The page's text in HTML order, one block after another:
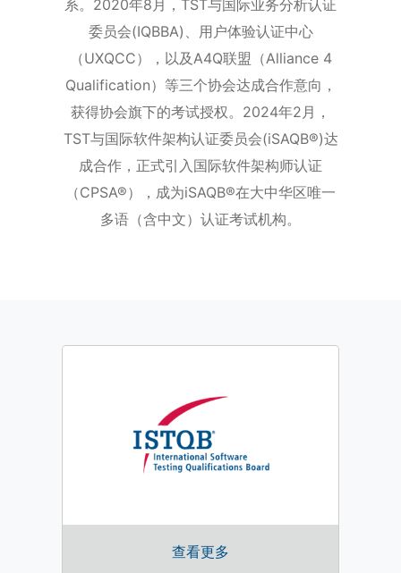
系。2020年8月，TST与国际业务分析认证
委员会(IQBBA)、用户体验认证中心
（UXQCC），以及A4Q联盟（Alliance 4
Qualification）等三个协会达成合作意向，
获得协会旗下的考试授权。 2024年2月，
TST与国际软件架构认证委员会(iSAQB®)达
成合作，正式引入国际软件架构师认证
（CPSA®），成为iSAQB®在大中华区唯一
多语（含中文）认证考试机构。
查看更多